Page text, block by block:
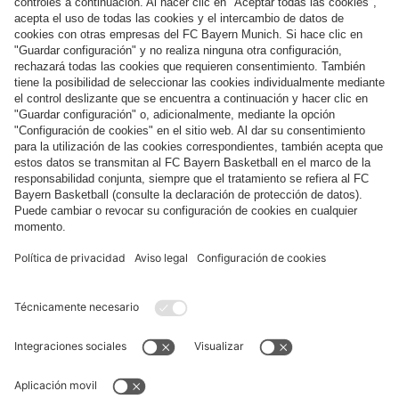
Síguenos
Pago y entrega
FC Bayern Store App